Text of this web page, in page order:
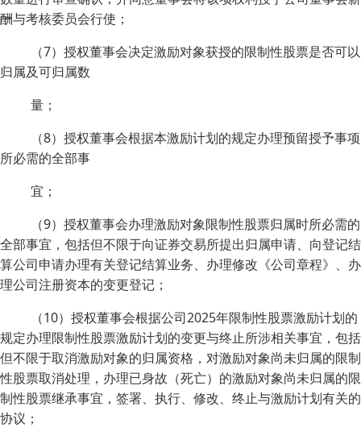
酬与考核委员会行使；
（7）授权董事会决定激励对象获授的限制性股票是否可以
归属及可归属数
量；
（8）授权董事会根据本激励计划的规定办理预留授予事项
所必需的全部事
宜；
（9）授权董事会办理激励对象限制性股票归属时所必需的
全部事宜，包括但不限于向证券交易所提出归属申请、向登记结
算公司申请办理有关登记结算业务、办理修改《公司章程》、办
理公司注册资本的变更登记；
（10）授权董事会根据公司2025年限制性股票激励计划的
规定办理限制性股票激励计划的变更与终止所涉相关事宜，包括
但不限于取消激励对象的归属资格，对激励对象尚未归属的限制
性股票取消处理，办理已身故（死亡）的激励对象尚未归属的限
制性股票继承事宜，签署、执行、修改、终止与激励计划有关的
协议；